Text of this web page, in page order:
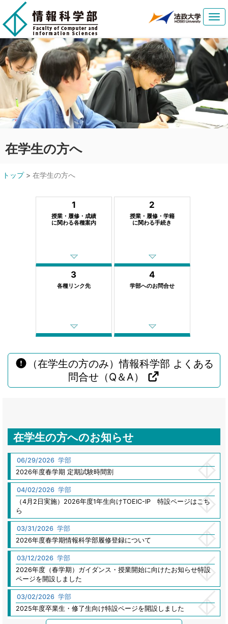
在学生の方へ
トップ> 在学生の方へ
1
授業・履修・成績
に関わる各種案内
2
授業・履修・学籍
に関わる手続き
3
各種リンク先
4
学部へのお問合せ
（在学生の方のみ）情報科学部 よくある
問合せ（Q＆A）
在学生の方へのお知らせ
06/29/2026 学部
2026年度春学期 定期試験時間割
04/02/2026 学部
（4月2日実施）2026年度1年生向けTOEIC-IP 特設ページはこち
ら
03/31/2026 学部
2026年度春学期情報科学部履修登録について
03/12/2026 学部
2026年度（春学期）ガイダンス・授業開始に向けたお知らせ特設
ページを開設しました
03/02/2026 学部
2025年度卒業生・修了生向け特設ページを開設しました